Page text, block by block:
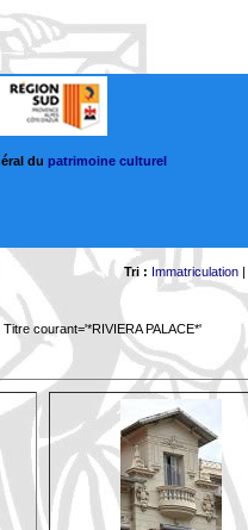
du patrimoine culturel
Tri : Immatriculation|
Titre courant='*RIVIERA PALACE*'